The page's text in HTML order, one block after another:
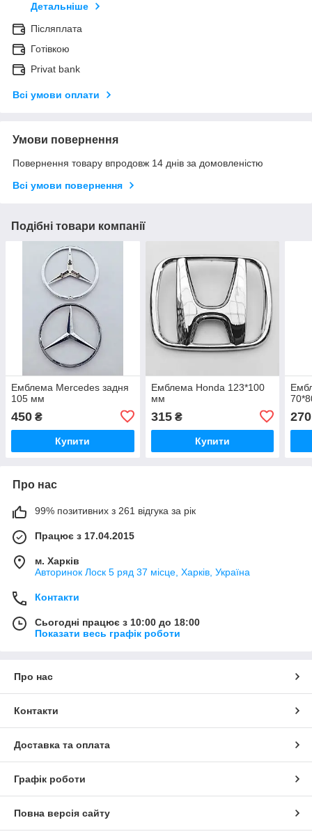
Детальніше
Післяплата
Готівкою
Privat bank
Всі умови оплати
Умови повернення
Повернення товару впродовж 14 днів за домовленістю
Всі умови повернення
Подібні товари компанії
Емблема Mercedes задня
105 мм
450 ₴
Купити
Емблема Honda 123*100
мм
315₴
Купити
270
Про нас
99% позитивних з 261 відгука за рік
Працює з 17.04.2015
м. Харків
Авторинок Лоск 5 ряд 37 місце, Харків, Україна
Контакти
Сьогодні працює з 10:00 до 18:00
Показати весь графік роботи
Про нас
Контакти
Доставка та оплата
Графік роботи
Повна версія сайту